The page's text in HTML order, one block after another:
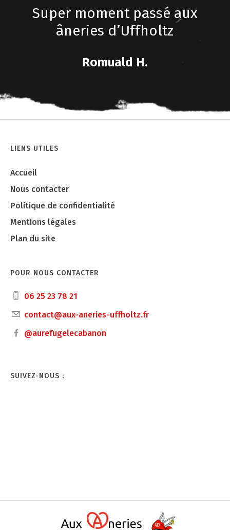
Super moment passé aux
âneries d’Uffholtz
Romuald H.
LIENS UTILES
Accueil
Nous contacter
Politique de confidentialité
Mentions légales
Plan du site
POUR NOUS CONTACTER
06 25 23 78 21
contact@aux-aneries-uffholtz.fr
@aurefugelecabanon
SUIVEZ-NOUS :